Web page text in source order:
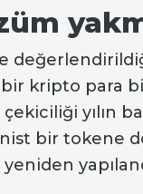
kripto para
yılın
bir tokene